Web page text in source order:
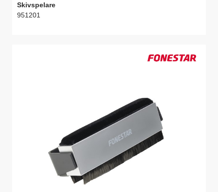
Skivspelare
951201